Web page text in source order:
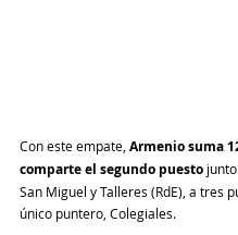
Con este empate, Armenio suma
comparte el segundo puesto
San Miguel y Talleres (RdE), a tres
único puntero, Colegiales.